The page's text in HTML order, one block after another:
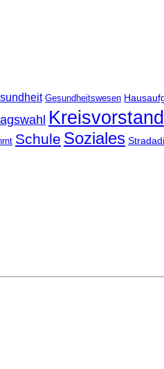
Gesundheitswesen
Kreisvorstand
Schule Soziales Stradadi